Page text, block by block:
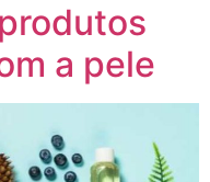
a pele